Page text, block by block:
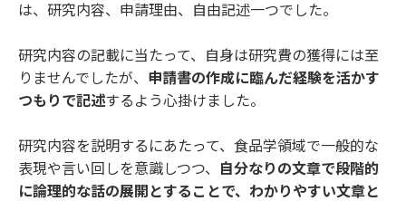
は、研究内容、申請理由、自由記述一つでした。
研究内容の記載に当たって、自身は研究費の獲得には至
りませんでしたが、 申請書の作成に臨んだ経験を活かす
つもりで記述するよう心掛けました。
研究内容を説明するにあたって、食品学領域で一般的な
表現や言い回しを意識しつつ、 自分なりの文章で段階的
に論理的な話の展開とすることで、わかりやすい文章と